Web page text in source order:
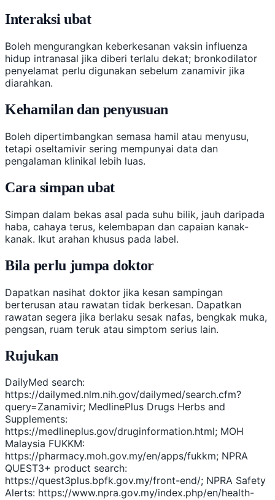
Interaksi ubat
Boleh mengurangkan keberkesanan vaksin influenza
hidup intranasal jika diberi terlalu dekat; bronkodilator
penyelamat perlu digunakan sebelum zanamivir jika
diarahkan.
Kehamilan dan penyusuan
Boleh dipertimbangkan semasa hamil atau menyusu,
tetapi oseltamivir sering mempunyai data dan
pengalaman klinikal lebih luas.
Cara simpan ubat
Simpan dalam bekas asal pada suhu bilik, jauh daripada
haba, cahaya terus, kelembapan dan capaian kanak-
kanak. Ikut arahan khusus pada label.
Bila perlu jumpa doktor
Dapatkan nasihat doktor jika kesan sampingan
berterusan atau rawatan tidak berkesan. Dapatkan
rawatan segera jika berlaku sesak nafas, bengkak muka,
pengsan, ruam teruk atau simptom serius lain.
Rujukan
DailyMed search:
https://dailymed.nlm.nih.gov/dailymed/search.cfm?
query=Zanamivir; MedlinePlus Drugs Herbs and
Supplements:
https://medlineplus.gov/druginformation.html; MOH
Malaysia FUKKM:
https://pharmacy.moh.gov.my/en/apps/fukkm; NPRA
QUEST3+ product search:
https://quest3plus.bpfk.gov.my/front-end/; NPRA Safety
Alerts: https://www.npra.gov.my/index.php/en/health-